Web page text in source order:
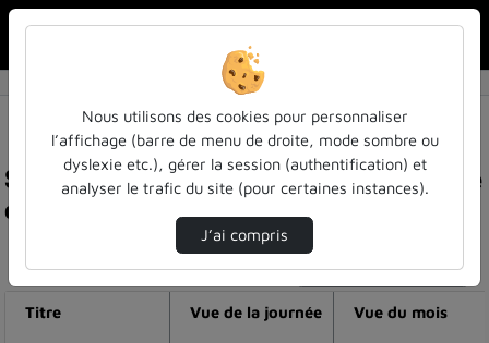
Statistiques de visualisation de la vidéo Science
ouverte: entretien avec isabelle blanc
Modifier la période de visualisation
Titre Vue de la journée Vue du mois
Nous utilisons des cookies pour personnaliser
l’affichage (barre de menu de droite, mode sombre ou
dyslexie etc.), gérer la session (authentification) et
analyser le trafic du site (pour certaines instances).
J’ai compris